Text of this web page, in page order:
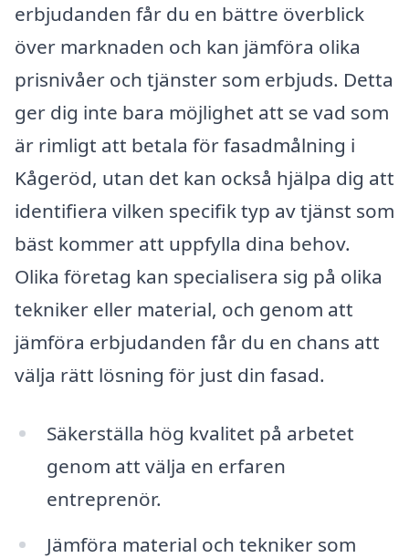
erbjudanden får du en bättre överblick
över marknaden och kan jämföra olika
prisnivåer och tjänster som erbjuds. Detta
ger dig inte bara möjlighet att se vad som
är rimligt att betala för fasadmålning i
Kågeröd, utan det kan också hjälpa dig att
identifiera vilken specifik typ av tjänst som
bäst kommer att uppfylla dina behov.
Olika företag kan specialisera sig på olika
tekniker eller material, och genom att
jämföra erbjudanden får du en chans att
välja rätt lösning för just din fasad.
Säkerställa hög kvalitet på arbetet
genom att välja en erfaren
entreprenör.
Jämföra material och tekniker som